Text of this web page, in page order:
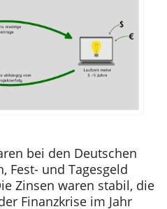
bei den Deutschen
Fest- und Tagesgeld
Zinsen waren stabil, die
Finanzkrise im Jahr